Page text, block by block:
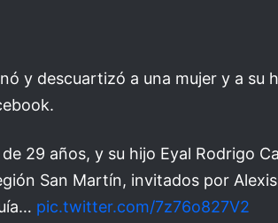
y descuartizó a una mujer y a su
29 años, y su hijo Eyal Rodrigo
San Martín, invitados por
pic.twitter.com/7z76o827V2